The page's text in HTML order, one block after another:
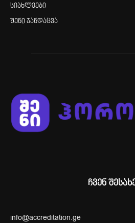
სიახლეები
შენი ჯანდაცვა
ჩვენ
info@accreditation.ge